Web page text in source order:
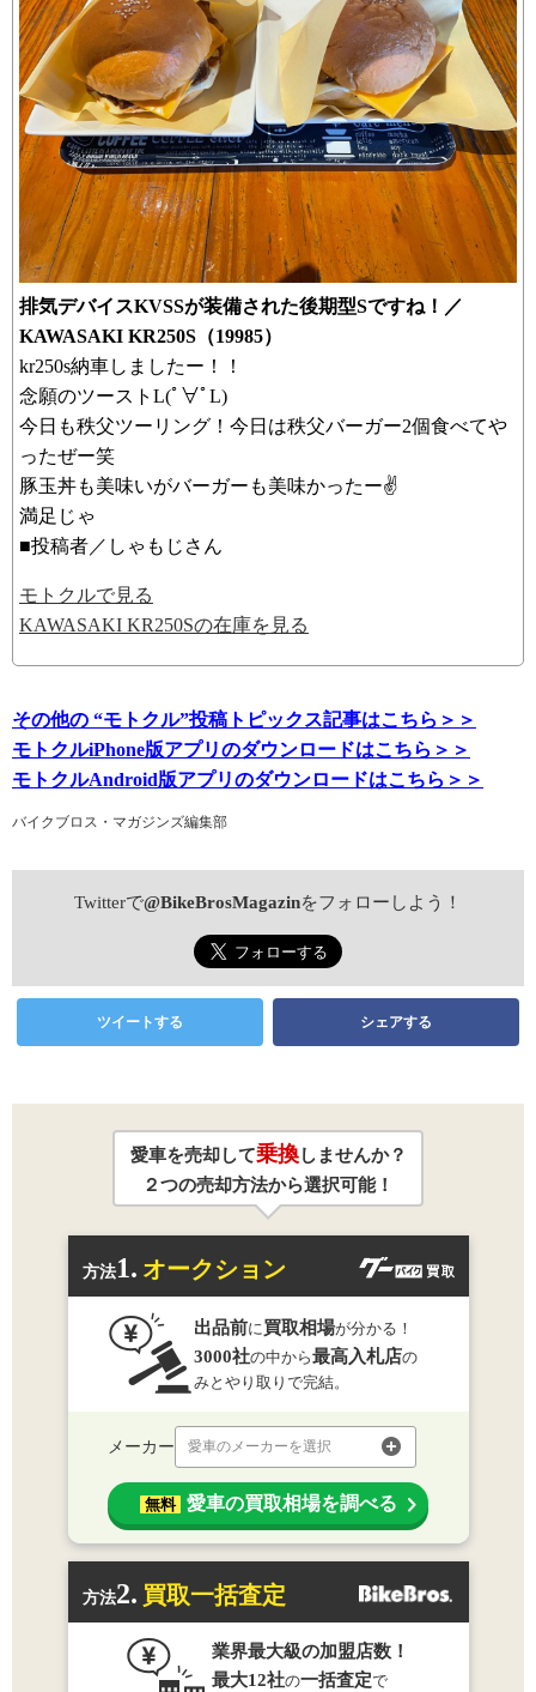
排気デバイスKVSSが装備された後期型Sですね！／
KAWASAKI KR250S（19985）
kr250s納車しましたー！！
念願のツーストL(ﾟ∀ﾟL)
今日も秩父ツーリング！今日は秩父バーガー2個食べてや
ったぜー笑
豚玉丼も美味いがバーガーも美味かったー✌
満足じゃ
■投稿者／しゃもじさん
モトクルで見る
KAWASAKI KR250Sの在庫を見る
その他の “モトクル”投稿トピックス記事はこちら＞＞
モトクルiPhone版アプリのダウンロードはこちら＞＞
モトクルAndroid版アプリのダウンロードはこちら＞＞
バイクブロス・マガジンズ編集部
Twitterで@BikeBrosMagazinをフォローしよう！
ツイートする シェアする
愛車を売却して乗換しませんか？
２つの売却方法から選択可能！
方法1. オークション
出品前に買取相場が分かる！
3000社の中から最高入札店の
みとやり取りで完結。
メーカー 愛車のメーカーを選択
無料 愛車の買取相場を調べる
方法2. 買取一括査定
業界最大級の加盟店数！
最大12社の一括査定で